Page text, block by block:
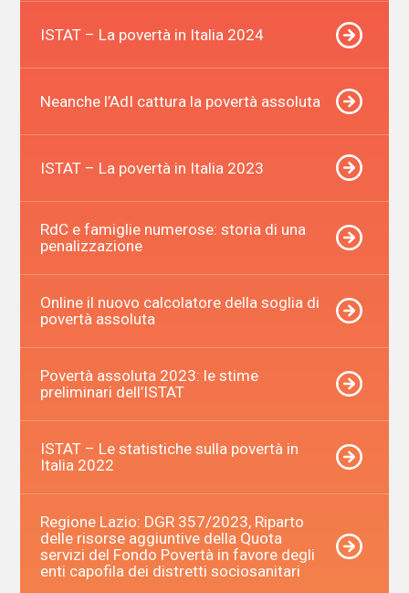
ISTAT – La povertà in Italia 2024
Neanche l’AdI cattura la povertà assoluta
ISTAT – La povertà in Italia 2023
RdC e famiglie numerose: storia di una
penalizzazione
Online il nuovo calcolatore della soglia di
povertà assoluta
Povertà assoluta 2023: le stime
preliminari dell’ISTAT
ISTAT – Le statistiche sulla povertà in
Italia 2022
Regione Lazio: DGR 357/2023, Riparto
delle risorse aggiuntive della Quota
servizi del Fondo Povertà in favore degli
enti capofila dei distretti sociosanitari